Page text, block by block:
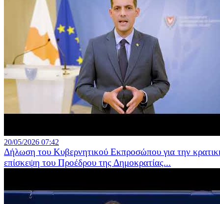
20/05/2026 07:42
Δήλωση του Κυβερνητικού Εκπροσώπου για την
επίσκεψη του Προέδρου της Δημοκρατίας...